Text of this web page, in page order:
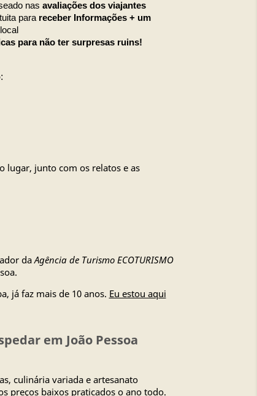
nas avaliações dos viajantes
para receber Informações + um
para não ter surpresas ruins!
lugar, junto com os relatos e as
daAgência de Turismo ECOTURISMO
já faz mais de 10 anos. Eu estou aqui
em João Pessoa
culinária variada e artesanato
preços baixos praticados o ano todo.